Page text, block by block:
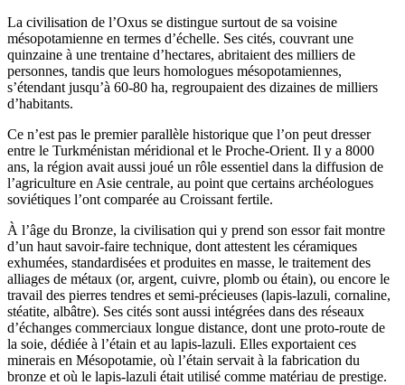
La civilisation de l’Oxus se distingue surtout de sa voisine
mésopotamienne en termes d’échelle. Ses cités, couvrant une
quinzaine à une trentaine d’hectares, abritaient des milliers de
personnes, tandis que leurs homologues mésopotamiennes,
s’étendant jusqu’à 60-80 ha, regroupaient des dizaines de milliers
d’habitants.
Ce n’est pas le premier parallèle historique que l’on peut dresser
entre le Turkménistan méridional et le Proche-Orient. Il y a 8000
ans, la région avait aussi joué un rôle essentiel dans la diffusion de
l’agriculture en Asie centrale, au point que certains archéologues
soviétiques l’ont comparée au Croissant fertile.
À l’âge du Bronze, la civilisation qui y prend son essor fait montre
d’un haut savoir-faire technique, dont attestent les céramiques
exhumées, standardisées et produites en masse, le traitement des
alliages de métaux (or, argent, cuivre, plomb ou étain), ou encore le
travail des pierres tendres et semi-précieuses (lapis-lazuli, cornaline,
stéatite, albâtre). Ses cités sont aussi intégrées dans des réseaux
d’échanges commerciaux longue distance, dont une proto-route de
la soie, dédiée à l’étain et au lapis-lazuli. Elles exportaient ces
minerais en Mésopotamie, où l’étain servait à la fabrication du
bronze et où le lapis-lazuli était utilisé comme matériau de prestige.